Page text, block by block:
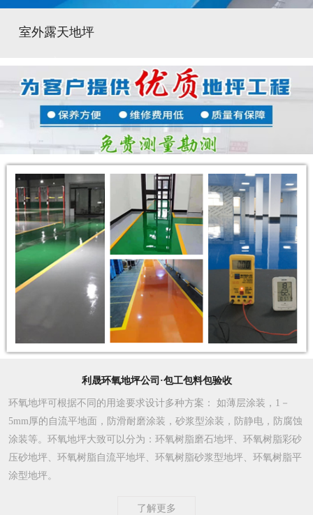
室外露天地坪
利晟环氧地坪公司·包工包料包验收
环氧地坪可根据不同的用途要求设计多种方案 ： 如薄层涂装，1－
5mm厚的自流平地面，防滑耐磨涂装，砂浆型涂装，防静电，防腐蚀
涂装等。环氧地坪大致可以分为：环氧树脂磨石地坪、环氧树脂彩砂
压砂地坪、环氧树脂自流平地坪、环氧树脂砂浆型地坪、环氧树脂平
涂型地坪。
了解更多